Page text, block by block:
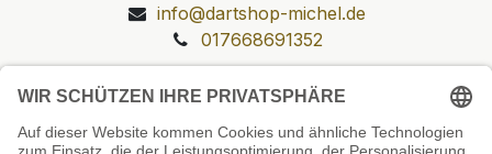
info@dartshop-michel.de
017668691352